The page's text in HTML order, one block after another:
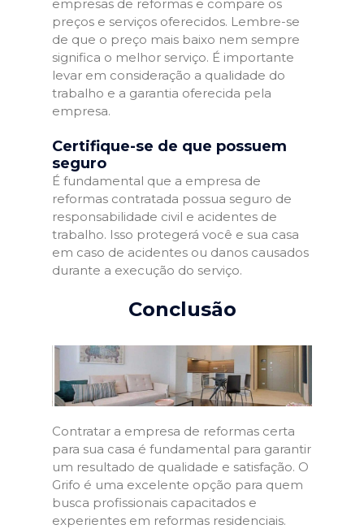
empresas de reformas e compare os
preços e serviços oferecidos. Lembre-se
de que o preço mais baixo nem sempre
significa o melhor serviço. É importante
levar em consideração a qualidade do
trabalho e a garantia oferecida pela
empresa.
Certifique-se de que possuem
seguro
É fundamental que a empresa de
reformas contratada possua seguro de
responsabilidade civil e acidentes de
trabalho. Isso protegerá você e sua casa
em caso de acidentes ou danos causados
durante a execução do serviço.
Conclusão
Contratar a empresa de reformas certa
para sua casa é fundamental para garantir
um resultado de qualidade e satisfação. O
Grifo é uma excelente opção para quem
busca profissionais capacitados e
experientes em reformas residenciais.